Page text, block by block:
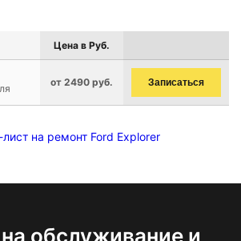
Цена в Руб.
от 2490 руб. Записаться
на ремонт Ford Explorer
обслуживание и